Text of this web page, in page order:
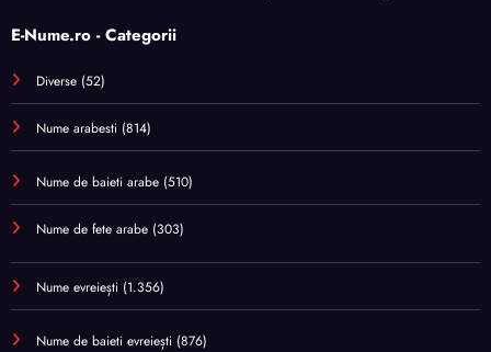
E-Nume.ro - Categorii
Diverse (52)
Nume arabesti (814)
Nume de baieti arabe (510)
Nume de fete arabe (303)
Nume evreiești (1.356)
Nume de baieti evreiești (876)